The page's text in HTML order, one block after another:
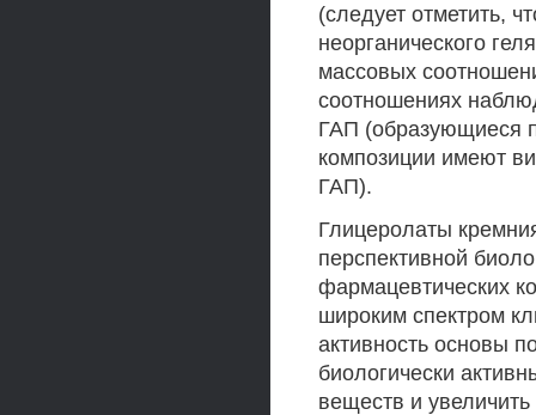
(следует отметить,
неорганического
массовых
соотношениях
ГАП (образующиеся
композиции имеют
ГАП).
Глицеролаты
перспективной
фармацевтических
широким спектром
активность основы
биологически
веществ и